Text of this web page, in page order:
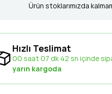
Ürün stoklarımızda
Hızlı Teslimat
00 saat 07 dk 41 sn içinde
yarın kargoda